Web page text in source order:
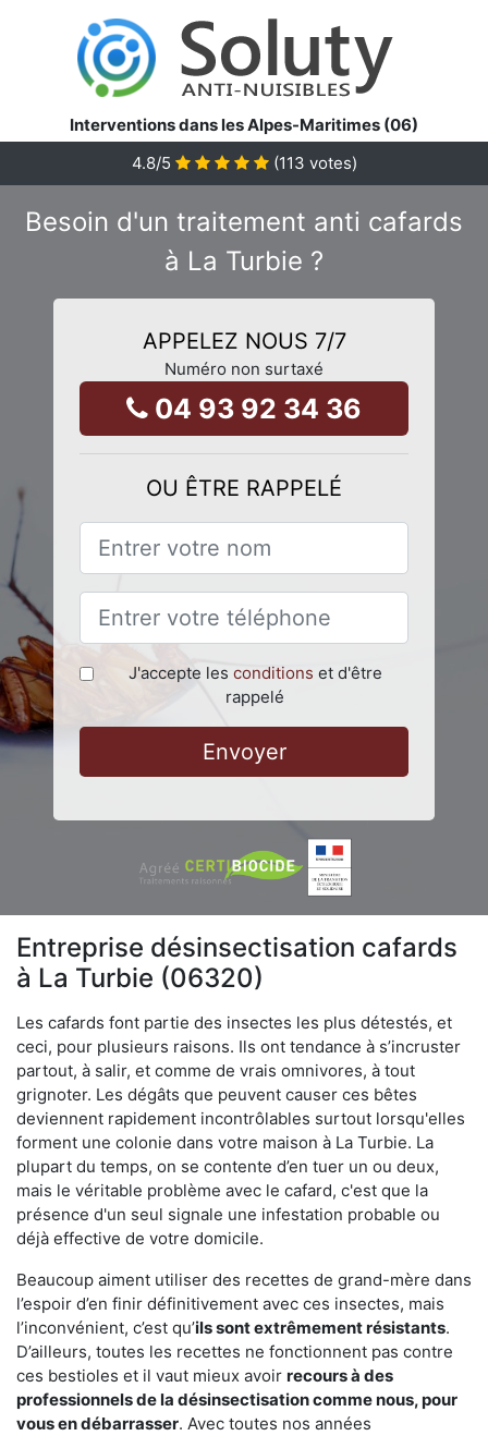
Interventions dans les Alpes-Maritimes (06)
4.8/5 (113 votes)
Besoin d'un traitement anti cafards
à La Turbie ?
APPELEZ NOUS 7/7
Numéro non surtaxé
04 93 92 34 36
OU ÊTRE RAPPELÉ
J'accepte les conditions et d'être
rappelé
Envoyer
Entreprise désinsectisation cafards
à La Turbie (06320)
Les cafards font partie des insectes les plus détestés, et
ceci, pour plusieurs raisons. Ils ont tendance à s’incruster
partout, à salir, et comme de vrais omnivores, à tout
grignoter. Les dégâts que peuvent causer ces bêtes
deviennent rapidement incontrôlables surtout lorsqu'elles
forment une colonie dans votre maison à La Turbie. La
plupart du temps, on se contente d’en tuer un ou deux,
mais le véritable problème avec le cafard, c'est que la
présence d'un seul signale une infestation probable ou
déjà effective de votre domicile.
Beaucoup aiment utiliser des recettes de grand-mère dans
l’espoir d’en finir définitivement avec ces insectes, mais
l’inconvénient, c’est qu’ils sont extrêmement résistants.
D’ailleurs, toutes les recettes ne fonctionnent pas contre
ces bestioles et il vaut mieux avoir recours à des
professionnels de la désinsectisation comme nous, pour
vous en débarrasser. Avec toutes nos années